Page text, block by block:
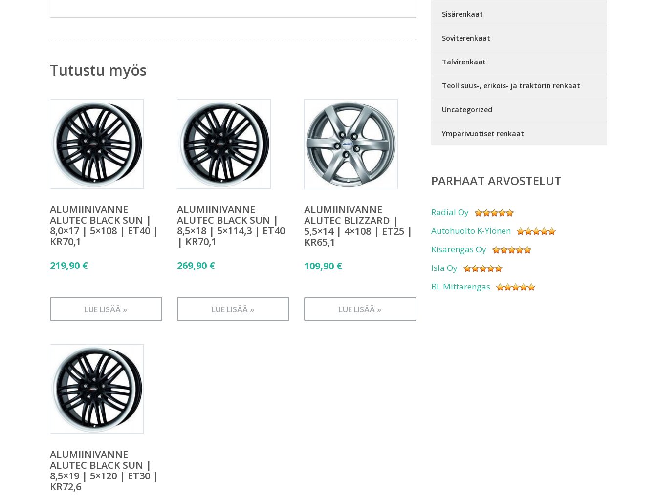
Tutustu myös
ALUMIINIVANNE
ALUTEC BLACK SUN |
8,0×17 | 5×108 | ET40 |
KR70,1
219,90 €
LUE LISÄÄ »
ALUMIINIVANNE
ALUTEC BLACK SUN |
8,5×18 | 5×114,3 | ET40
| KR70,1
269,90 €
LUE LISÄÄ »
ALUMIINIVANNE
ALUTEC BLIZZARD |
5,5×14 | 4×108 | ET25 |
KR65,1
109,90 €
LUE LISÄÄ »
ALUMIINIVANNE
ALUTEC BLACK SUN |
8,5×19 | 5×120 | ET30 |
KR72,6
Sisärenkaat
Soviterenkaat
Talvirenkaat
Teollisuus-, erikois- ja traktorin renkaat
Uncategorized
Ympärivuotiset renkaat
PARHAAT ARVOSTELUT
Radial Oy
Autohuolto K-Ylönen
Kisarengas Oy
Isla Oy
BL Mittarengas